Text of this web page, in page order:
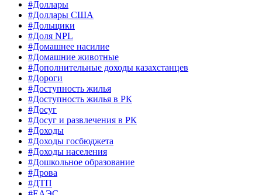
#Доллары
#Доллары США
#Дольщики
#Доля NPL
#Домашнее насилие
#Домашние животные
#Дополнительные доходы казахстанцев
#Дороги
#Доступность жилья
#Доступность жилья в РК
#Досуг
#Досуг и развлечения в РК
#Доходы
#Доходы госбюджета
#Доходы населения
#Дошкольное образование
#Дрова
#ДТП